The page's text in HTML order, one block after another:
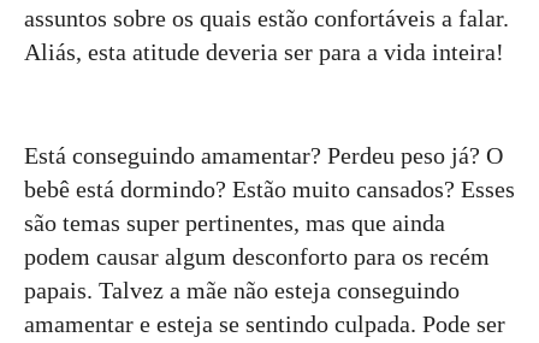
assuntos sobre os quais estão confortáveis a falar.
Aliás, esta atitude deveria ser para a vida inteira!
Está conseguindo amamentar? Perdeu peso já? O
bebê está dormindo? Estão muito cansados? Esses
são temas super pertinentes, mas que ainda
podem causar algum desconforto para os recém
papais. Talvez a mãe não esteja conseguindo
amamentar e esteja se sentindo culpada. Pode ser